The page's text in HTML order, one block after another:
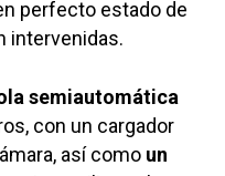
perfecto estado de
intervenidas.
semiautomática
con un cargador
así como un